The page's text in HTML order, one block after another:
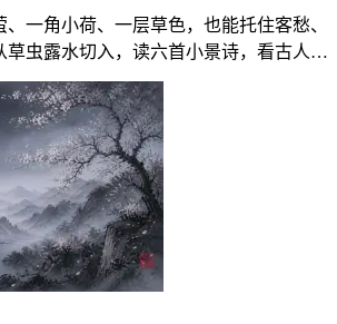
一角小荷、一层草色，也能托住客愁、
草虫露水切入，读六首小景诗，看古人如
的物象里。